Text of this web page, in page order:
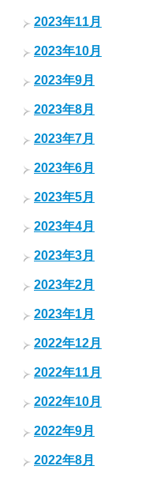
2023年11月
2023年10月
2023年9月
2023年8月
2023年7月
2023年6月
2023年5月
2023年4月
2023年3月
2023年2月
2023年1月
2022年12月
2022年11月
2022年10月
2022年9月
2022年8月